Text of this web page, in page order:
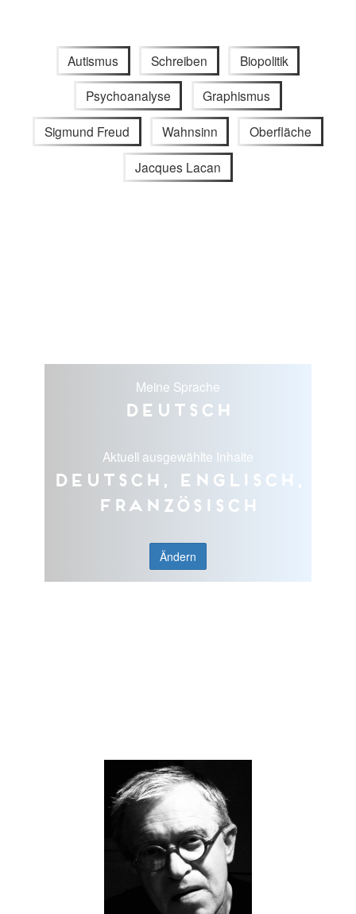
Autismus Schreiben Biopolitik
Psychoanalyse Graphismus
Sigmund Freud Wahnsinn Oberfläche
Jacques Lacan
Meine Sprache
Deutsch
Aktuell ausgewählte Inhalte
Deutsch, Englisch,
Französisch
Ändern